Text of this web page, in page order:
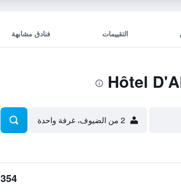
التقييمات فنادق مشابهة
2 من الضيوف، غرفة واحدة
354 ﷼